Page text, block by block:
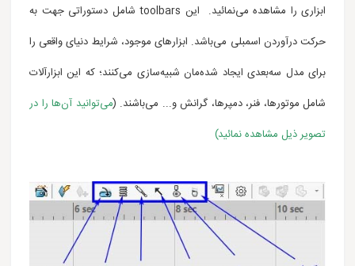
ابزاری را مشاهده می‌نمائید. این toolbars شامل دستوراتی جهت به
حرکت درآوردن اسمبلی می‌باشد. ابزارهای موجود، شرایط دنیای واقعی را
برای مدل سه‌بعدی ایجاد شده‌مان شبیه‌سازی می‌کنند؛ که این‌ ابزارآلات
شامل موتورها، فنر، دمپرها، گرانش و... می‌باشند. (می‌توانید آن‌ها را در
تصویر ذیل مشاهده نمائید)